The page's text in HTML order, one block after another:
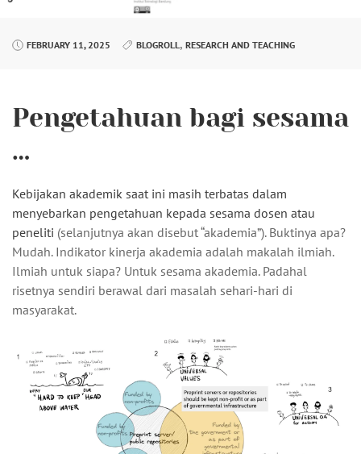
FEBRUARY 11, 2025 BLOGROLL, RESEARCH AND TEACHING
Pengetahuan bagi sesama
…
Kebijakan akademik saat ini masih terbatas dalam
menyebarkan pengetahuan kepada sesama dosen atau
peneliti (selanjutnya akan disebut “akademia”). Buktinya apa?
Mudah. Indikator kinerja akademia adalah makalah ilmiah.
Ilmiah untuk siapa? Untuk sesama akademia. Padahal
risetnya sendiri berawal dari masalah sehari-hari di
masyarakat.